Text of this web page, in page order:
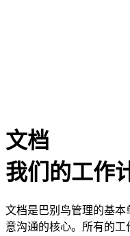
文档
我们的工作
文档是巴别鸟管理的基本
意沟通的核心。所有的